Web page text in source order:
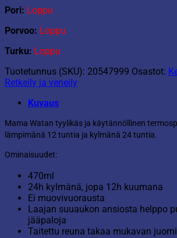
Pori: Loppu
Porvoo: Loppu
Turku: Loppu
Tuotetunnus (SKU): 20547999 Osastot:
Retkeily ja veneily
Kuvaus
Mama Watan tyylikäs ja käytännöllinen
lämpimänä 12 tuntia ja kylmänä 24 tuntia.
Ominaisuudet:
470ml
24h kylmänä, jopa 12h kuumana
Ei muovivuorausta
Laajan suuaukon ansiosta helppo
jääpaloja
Taitettu reuna takaa mukavan